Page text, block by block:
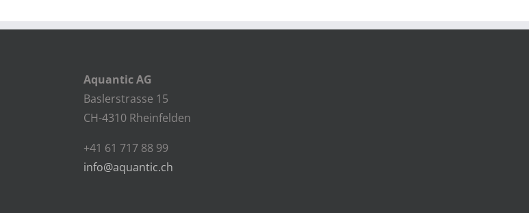
Aquantic AG
Baslerstrasse 15
CH-4310 Rheinfelden
+41 61 717 88 99
info@aquantic.ch